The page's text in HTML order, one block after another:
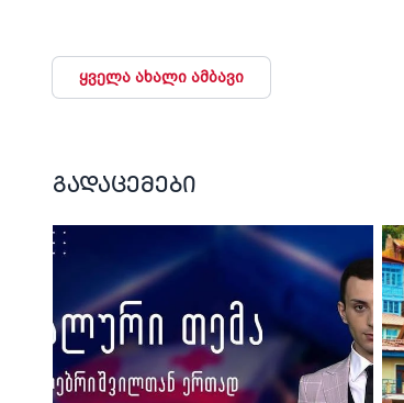
ყველა ახალი ამბავი
გადაცემები